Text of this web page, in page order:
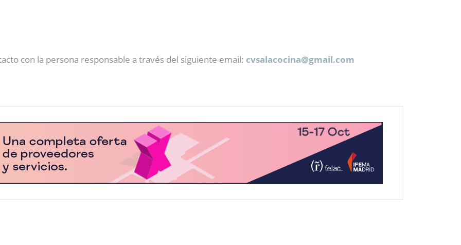
con la persona responsable a través del siguiente email: cvsalacocina@gmail.com